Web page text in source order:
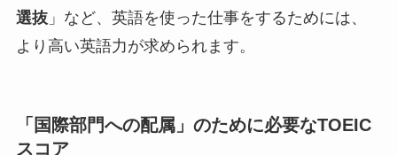
選抜」など、英語を使った仕事をするためには、
より高い英語力が求められます。
「国際部門への配属」のために必要なTOEIC
スコア